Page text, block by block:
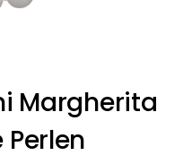
Margherita